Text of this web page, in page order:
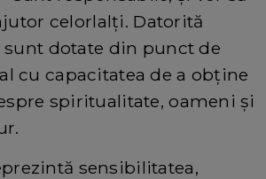
celorlalți. Datorită
dotate din punct de
cu capacitatea de a obține
spiritualitate, oameni și
sensibilitatea,